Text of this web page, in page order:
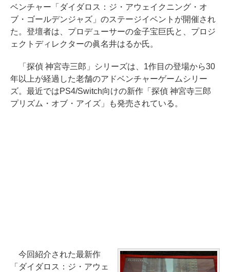
ベンチャー「ダイダロス：ジ・アウェイクニング・オ
ブ・ゴールデンジャズ」のステージイベントが開催され
た。登壇者は、プロデューサーの金子宝巨氏と、プロジ
ェクトディレクターの眞名井はるか氏。
「探偵 神宮寺三郎」シリーズは、1作目の登場から30
年以上が経過した老舗のアドベンチャーゲームシリー
ズ。最近ではPS4/Switch向けの新作「探偵 神宮寺三郎
プリズム・オブ・アイズ」も発売されている。
今回紹介された最新作
「ダイダロス：ジ・アウェ